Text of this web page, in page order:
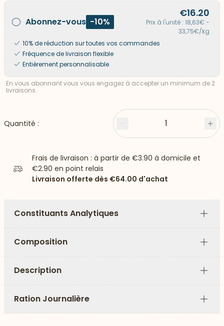
Abonnez-vous -10%
€16.20
Prix à l'unité : 18,63€ -
33,75€/kg
10% de réduction sur toutes vos commandes
Fréquence de livraison flexible
Entièrement personnalisable
En vous abonnant vous vous engagez à accepter un minimum de 2
livraisons.
Quantité : Moins 1
Frais de livraison : à partir de €3.90 à domicile et
€2.90 en point relais
Livraison offerte dès €64.00 d'achat
Constituants Analytiques
Plus
Composition
Plus
Description
Plus
Ration Journalière
Plus